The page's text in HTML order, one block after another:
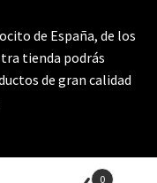
de España, de los
tienda podrás
de gran calidad
0